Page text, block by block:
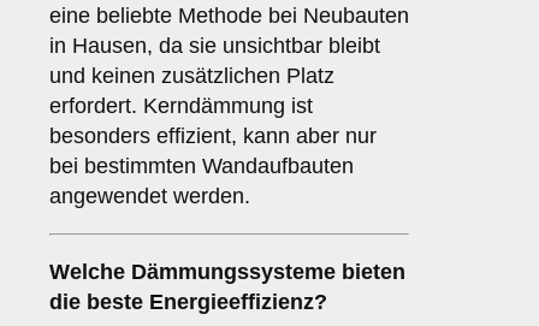
eine beliebte Methode bei Neubauten
in Hausen, da sie unsichtbar bleibt
und keinen zusätzlichen Platz
erfordert. Kerndämmung ist
besonders effizient, kann aber nur
bei bestimmten Wandaufbauten
angewendet werden.
Welche Dämmungssysteme bieten
die beste Energieeffizienz?